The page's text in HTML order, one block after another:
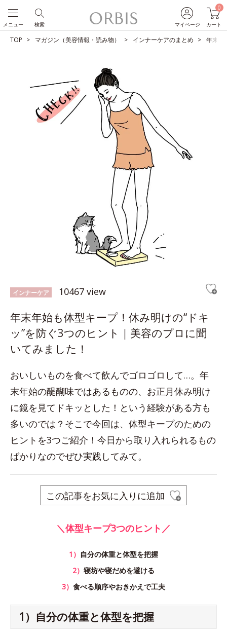
マイページ
0
カート
検索
メニュー
TOP マガジン（美容情報・読み物） インナーケアのまとめ 年末年
インナーケア 10467 view
年末年始も体型キープ！休み明けの“ドキ
ッ”を防ぐ3つのヒント｜美容のプロに聞
いてみました！
おいしいものを食べて飲んでゴロゴロして…。年
末年始の醍醐味ではあるものの、お正月休み明け
に鏡を見てドキッとした！という経験がある方も
多いのでは？そこで今回は、体型キープのための
ヒントを3つご紹介！今日から取り入れられるもの
ばかりなのでぜひ実践してみて。
この記事をお気に入りに追加
＼体型キープ3つのヒント／
1） 自分の体重と体型を把握
2） 寝坊や寝だめを避ける
3） 食べる順序やおきかえで工夫
1）自分の体重と体型を把握